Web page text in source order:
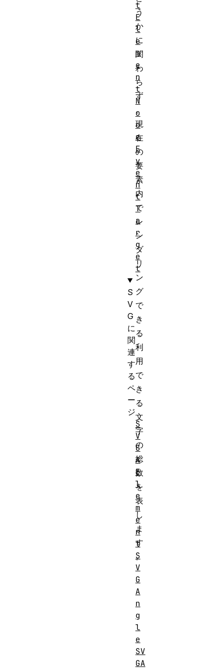
う
か
に
関
わ
ら
ず
、
現
在
の
要
素
内
で
レ
ン
ダ
リ
ン
グ
で
き
る
利
用
で
き
る
文
字
の
総
数
を
表
し
ま
す
。
t
E
l
e
m
e
n
t
N
o
d
e
E
v
e
n
t
T
a
r
g
e
t
S
V
G
に
関
連
す
る
ペ
ー
ジ
S
V
G
A
E
l
e
m
e
n
t
S
V
G
A
n
g
l
e
SV
GA